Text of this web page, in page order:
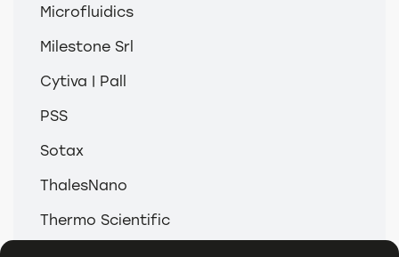
Microfluidics
Milestone Srl
Cytiva | Pall
PSS
Sotax
ThalesNano
Thermo Scientific